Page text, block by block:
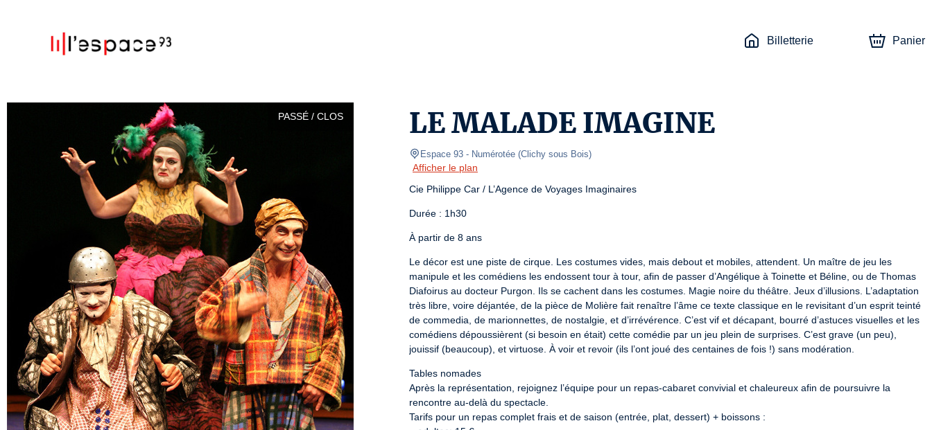
Billetterie Panier
PASSÉ / CLOS LE MALADE IMAGINE
Espace 93 - Numérotée (Clichy sous Bois)
Afficher le plan
Cie Philippe Car / L’Agence de Voyages Imaginaires
Durée : 1h30
À partir de 8 ans
Le décor est une piste de cirque. Les costumes vides, mais debout et mobiles, attendent. Un maître de jeu les
manipule et les comédiens les endossent tour à tour, afin de passer d’Angélique à Toinette et Béline, ou de Thomas
Diafoirus au docteur Purgon. Ils se cachent dans les costumes. Magie noire du théâtre. Jeux d’illusions. L’adaptation
très libre, voire déjantée, de la pièce de Molière fait renaître l’âme ce texte classique en le revisitant d’un esprit teinté
de commedia, de marionnettes, de nostalgie, et d’irrévérence. C’est vif et décapant, bourré d’astuces visuelles et les
comédiens dépoussièrent (si besoin en était) cette comédie par un jeu plein de surprises. C’est grave (un peu),
jouissif (beaucoup), et virtuose. À voir et revoir (ils l’ont joué des centaines de fois !) sans modération.
Tables nomades
Après la représentation, rejoignez l’équipe pour un repas-cabaret convivial et chaleureux afin de poursuivre la
rencontre au-delà du spectacle.
Tarifs pour un repas complet frais et de saison (entrée, plat, dessert) + boissons :